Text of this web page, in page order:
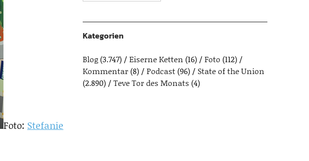
Foto: Stefanie
Kategorien
Blog(3.747) Eiserne Ketten (16) Foto (112)
Kommentar(8) Podcast(96)
State of the Union
(2.890)
Teve Tor des Monats (4)